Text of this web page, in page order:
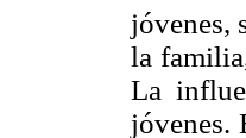
jóvenes,
la
La
jóvenes.